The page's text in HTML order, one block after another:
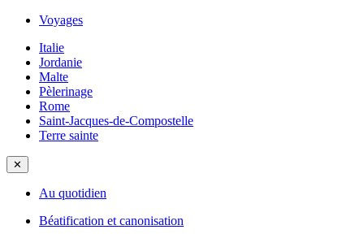
Voyages
Italie
Jordanie
Malte
Pèlerinage
Rome
Saint-Jacques-de-Compostelle
Terre sainte
✕
Au quotidien
Béatification et canonisation